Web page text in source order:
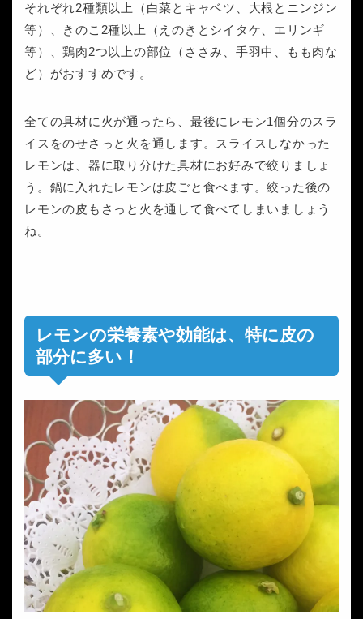
それぞれ2種類以上（白菜とキャベツ、大根とニンジン
等）、きのこ2種以上（えのきとシイタケ、エリンギ
等）、鶏肉2つ以上の部位（ささみ、手羽中、もも肉な
ど）がおすすめです。
全ての具材に火が通ったら、最後にレモン1個分のスラ
イスをのせさっと火を通します。スライスしなかった
レモンは、器に取り分けた具材にお好みで絞りましょ
う。鍋に入れたレモンは皮ごと食べます。絞った後の
レモンの皮もさっと火を通して食べてしまいましょう
ね。
レモンの栄養素や効能は、特に皮の
部分に多い！